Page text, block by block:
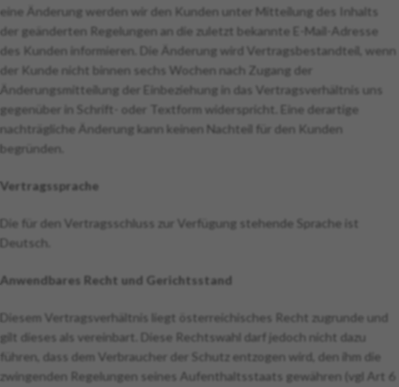
eine Änderung werden wir den Kunden unter Mitteilung des Inhalts
der geänderten Regelungen an die zuletzt bekannte E-Mail-Adresse
des Kunden informieren. Die Änderung wird Vertragsbestandteil, wenn
der Kunde nicht binnen sechs Wochen nach Zugang der
Änderungsmitteilung der Einbeziehung in das Vertragsverhältnis uns
gegenüber in Schrift- oder Textform widerspricht. Eine derartige
nachträgliche Änderung kann keinen Nachteil für den Kunden
begründen.
Vertragssprache
Die für den Vertragsschluss zur Verfügung stehende Sprache ist
Deutsch.
Anwendbares Recht und Gerichtsstand
Diesem Vertragsverhältnis liegt österreichisches Recht zugrunde und
gilt dieses als vereinbart. Diese Rechtswahl darf jedoch nicht dazu
führen, dass dem Verbraucher der Schutz entzogen wird, den ihm die
zwingenden Regelungen seines Aufenthaltsstaats gewähren (vgl Art 6